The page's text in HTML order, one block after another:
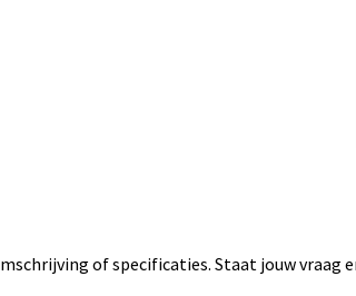
of specificaties. Staat jouw vraag